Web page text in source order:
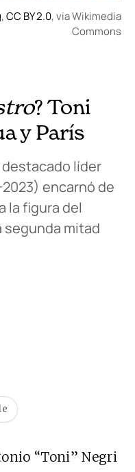
,CC BY 2.0, via Wikimedia
Commons
? Toni
y París
líder
encarnó de
la figura del
mitad
“Toni” Negri